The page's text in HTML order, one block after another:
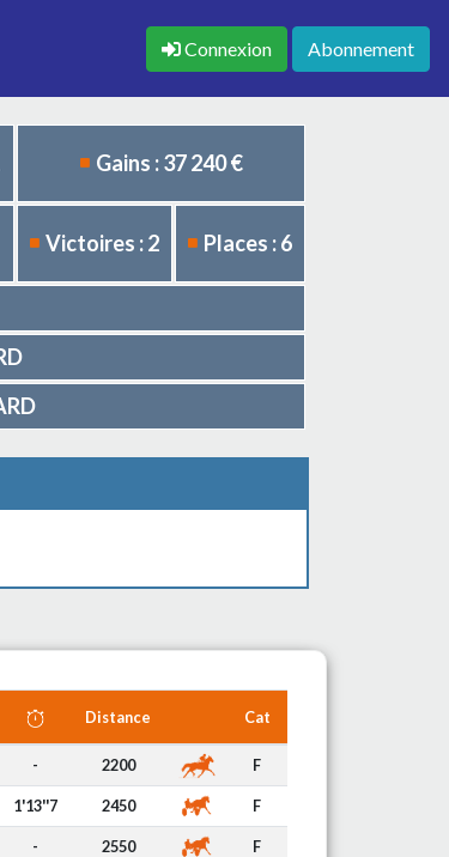
Connexion Abonnement
Gains : 37 240 €
Victoires : 2 Places : 6
Distance Cat
- 2200 F
1'13''7 2450 F
- 2550 F